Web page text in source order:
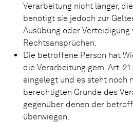
Verarbeitung nicht länger,
benötigt sie jedoch zur
Ausübung oder Verteidigung
Rechtsansprüchen.
Die betroffene Person hat
die Verarbeitung gem. Art. 21
eingelegt und es steht noch
berechtigten Gründe des
gegenüber denen der
überwiegen.